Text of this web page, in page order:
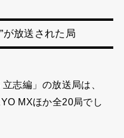
が放送された局
立志編」の放送局は、
MXほか全20局でし